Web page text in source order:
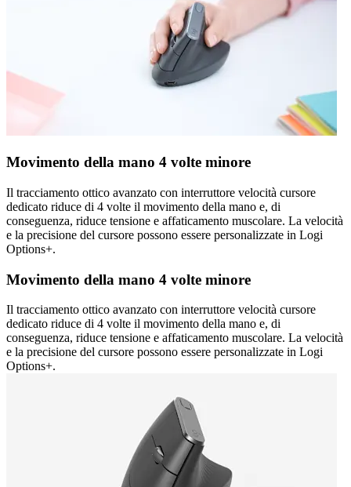
Movimento della mano 4 volte minore
Il tracciamento ottico avanzato con interruttore velocità cursore
dedicato riduce di 4 volte il movimento della mano e, di
conseguenza, riduce tensione e affaticamento muscolare. La velocità
e la precisione del cursore possono essere personalizzate in Logi
Options+.
Movimento della mano 4 volte minore
Il tracciamento ottico avanzato con interruttore velocità cursore
dedicato riduce di 4 volte il movimento della mano e, di
conseguenza, riduce tensione e affaticamento muscolare. La velocità
e la precisione del cursore possono essere personalizzate in Logi
Options+.